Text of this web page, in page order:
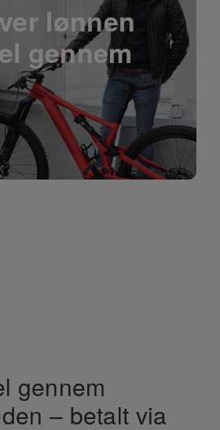
lønnen
gennem
gennem
– betalt via